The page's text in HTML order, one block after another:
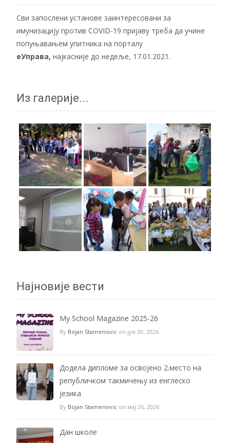
Сви запослени установе заинтересовани за
имунизацију против COVID-19 пријаву треба да учине
попуњавањем упитника на порталу
еУправа, најкасније до недеље, 17.01.2021.
Из галерије...
Најновије вести
My School Magazine 2025-26
By Bojan Stamenovic on јун 30, 2026
Додела дипломе за освојено 2.место на
републичком такмичењу из енглеско
језика
By Bojan Stamenovic on мај 26, 2026
Дан школе